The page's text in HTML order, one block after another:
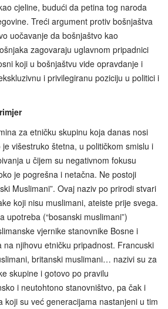
cjeline, budući da petina tog naroda
Treći argument protiv bošnjaštva
uočavanje da bošnjaštvo kao
zagovaraju uglavnom pripadnici
koji u bošnjaštvu vide opravdanje i
i privilegiranu poziciju u politici i
za etničku skupinu koja danas nosi
višestruko štetna, u političkom smislu i
u čijem su negativnom fokusu
je pogrešna i netačna. Ne postoji
Muslimani”. Ovaj naziv po prirodi stvari
koji nisu muslimani, ateiste prije svega.
upotreba (“bosanski muslimani”)
vjernike stanovnike Bosne i
na njihovu etničku pripadnost. Francuski
britanski muslimani… nazivi su za
skupine i gotovo po pravilu
i neutohtono stanovništvo, pa čak i
koji su već generacijama nastanjeni u tim